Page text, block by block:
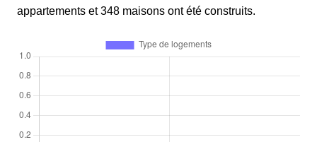
appartements et 348 maisons ont été construits.